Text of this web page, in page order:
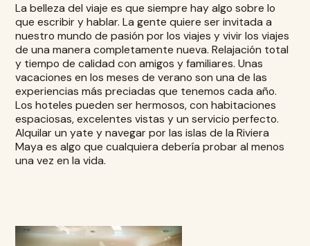
La belleza del viaje es que siempre hay algo sobre lo
que escribir y hablar. La gente quiere ser invitada a
nuestro mundo de pasión por los viajes y vivir los viajes
de una manera completamente nueva. Relajación total
y tiempo de calidad con amigos y familiares. Unas
vacaciones en los meses de verano son una de las
experiencias más preciadas que tenemos cada año.
Los hoteles pueden ser hermosos, con habitaciones
espaciosas, excelentes vistas y un servicio perfecto.
Alquilar un yate y navegar por las islas de la Riviera
Maya es algo que cualquiera debería probar al menos
una vez en la vida.